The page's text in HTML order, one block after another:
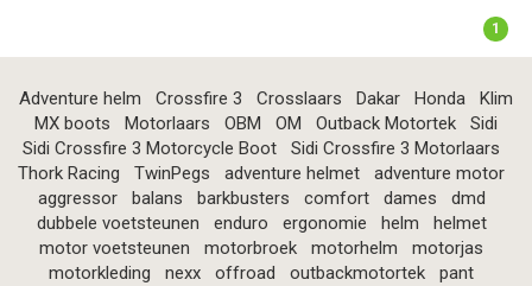
1
Adventure helm Crossfire 3 Crosslaars Dakar Honda
Klim
MX boots
Motorlaars OBM OM Outback Motortek
Sidi
Sidi Crossfire 3 Motorcycle Boot
Sidi Crossfire 3 Motorlaars
Thork Racing
TwinPegs adventure helmet
adventure motor
aggressor
balans barkbusters comfort dames
dmd
dubbele voetsteunen
enduro ergonomie helm
helmet
motor voetsteunen
motorbroek motorhelm
motorjas
motorkleding
nexx offroad outbackmotortek
pant